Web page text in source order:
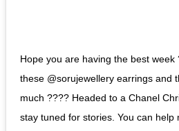
Hope you are having the best
these @sorujewellery earrings and
much ???? Headed to a Chanel
stay tuned for stories. You can help